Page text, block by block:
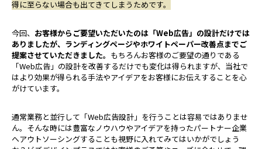
得に至らない場合も出てきてしまうためです。
今回、 お客様からご要望いただいたのは「Web広告」の設計だけでは
ありましたが、ランディングページやホワイトペーパー改善点までご
提案させていただきました。 もちろんお客様のご要望の通りである
「Web広告」の設計を改善するだけでも変化は得られますが、当社で
はより効果が得られる手法やアイデアをお客様にお伝えすることを心
がけています。
通常業務と並行して「Web広告設計」を行うことは容易ではありませ
ん。そんな時には豊富なノウハウやアイデアを持ったパートナー企業
へアウトソーシングすることも視野に入れてみてはいかがでしょう